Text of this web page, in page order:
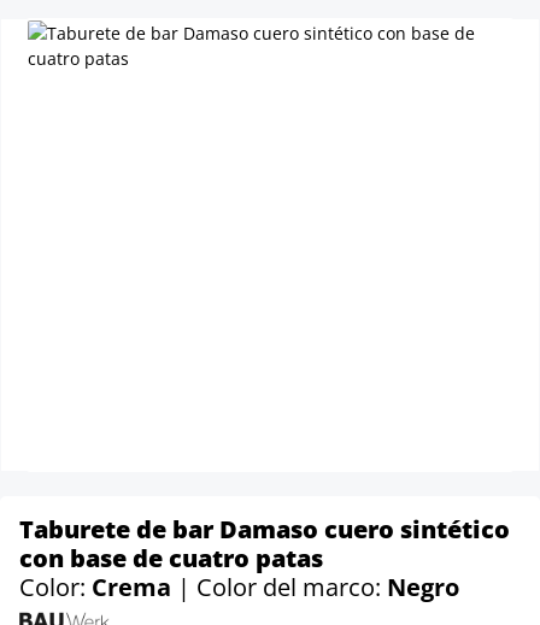
Taburete de bar Damaso cuero sintético
con base de cuatro patas
Color: Crema | Color del marco: Negro